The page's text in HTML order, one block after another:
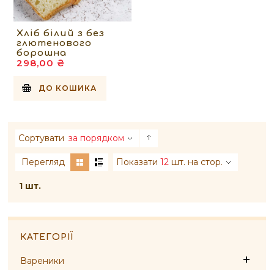
Хліб білий з без
глютенового
борошна
298,00 ₴
ДО КОШИКА
Сортувати за порядком
Перегляд Показати 12 шт. на стор.
1 шт.
КАТЕГОРІЇ
Вареники